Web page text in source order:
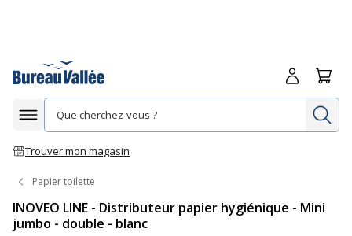
Afficher la navigation
Trouver mon magasin
Me
Papier toilette
INOVEO LINE - Distributeur papier hygiénique - Mini
jumbo - double - blanc